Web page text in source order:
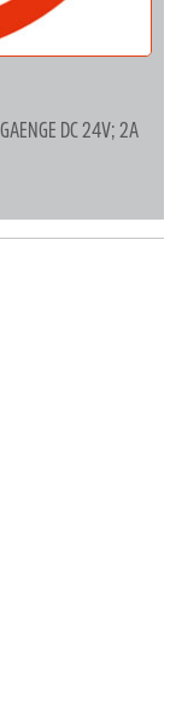
DC 24V; 2A